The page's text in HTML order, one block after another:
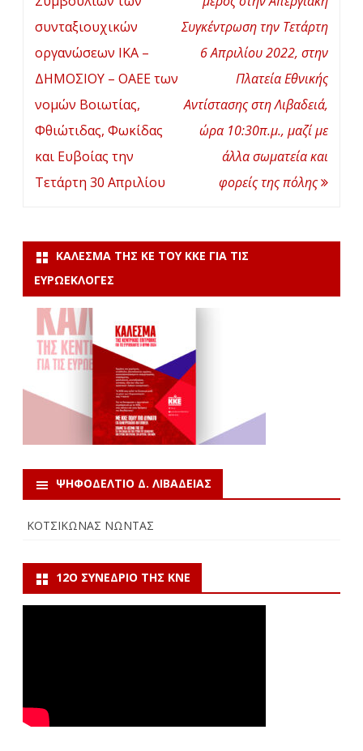
συνταξιουχικών
οργανώσεων ΙΚΑ –
ΔΗΜΟΣΙΟΥ – ΟΑΕΕ των
νομών Βοιωτίας,
Φθιώτιδας, Φωκίδας
και Ευβοίας την
Τετάρτη 30 Απριλίου
Συγκέντρωση την Τετάρτη
6 Απριλίου 2022, στην
Πλατεία Εθνικής
Αντίστασης στη Λιβαδειά,
ώρα 10:30π.μ., μαζί με
άλλα σωματεία και
φορείς της πόλης
ΚΆΛΕΣΜΑ ΤΗΣ ΚΕ ΤΟΥ ΚΚΕ ΓΙΑ ΤΙΣ
ΕΥΡΩΕΚΛΟΓΈΣ
ΨΗΦΟΔΕΛΤΙΟ Δ. ΛΙΒΑΔΕΙΑΣ
ΚΟΤΣΙΚΩΝΑΣ ΝΩΝΤΑΣ
12Ο ΣΥΝΈΔΡΙΟ ΤΗΣ ΚΝΕ